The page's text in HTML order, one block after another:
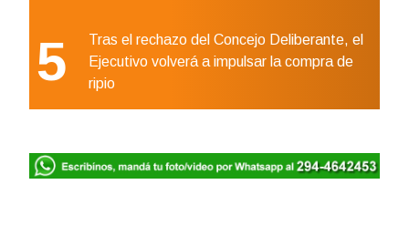
5
Tras el rechazo del Concejo Deliberante, el
Ejecutivo volverá a impulsar la compra de
ripio